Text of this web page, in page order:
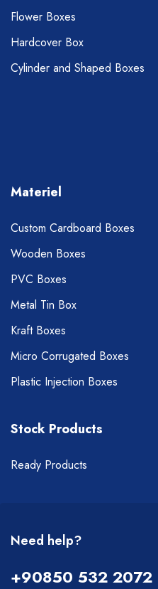
Flower Boxes
Hardcover Box
Cylinder and Shaped Boxes
Materiel
Custom Cardboard Boxes
Wooden Boxes
PVC Boxes
Metal Tin Box
Kraft Boxes
Micro Corrugated Boxes
Plastic Injection Boxes
Stock Products
Ready Products
Need help?
+90850 532 2072